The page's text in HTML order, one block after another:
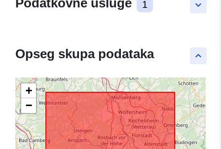
keyboard_arrow_down
Podatkovne usluge 1
keyboard_arrow_up
Opseg skupa podataka
+
−